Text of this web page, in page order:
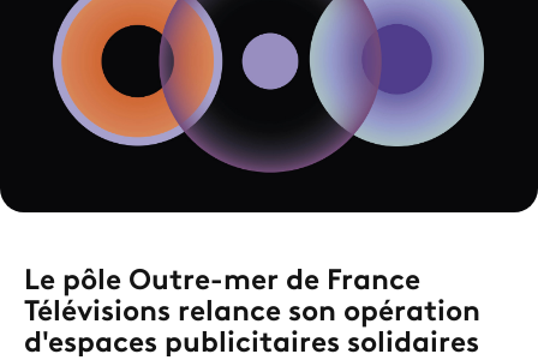
Le pôle Outre-mer de France
Télévisions relance son opération
d'espaces publicitaires solidaires